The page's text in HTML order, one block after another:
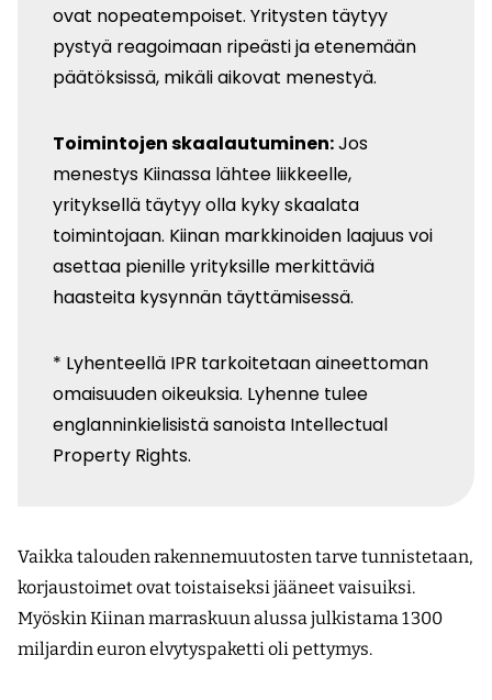
ovat nopeatempoiset. Yritysten täytyy
pystyä reagoimaan ripeästi ja etenemään
päätöksissä, mikäli aikovat menestyä.
Toimintojen skaalautuminen:Jos
menestys Kiinassa lähtee liikkeelle,
yrityksellä täytyy olla kyky skaalata
toimintojaan. Kiinan markkinoiden laajuus voi
asettaa pienille yrityksille merkittäviä
haasteita kysynnän täyttämisessä.
* Lyhenteellä IPR tarkoitetaan aineettoman
omaisuuden oikeuksia. Lyhenne tulee
englanninkielisistä sanoista Intellectual
Property Rights.
Vaikka talouden rakennemuutosten tarve tunnistetaan,
korjaustoimet ovat toistaiseksi jääneet vaisuiksi.
Myöskin Kiinan marraskuun alussa julkistama 1 300
miljardin euron elvytyspaketti oli pettymys.